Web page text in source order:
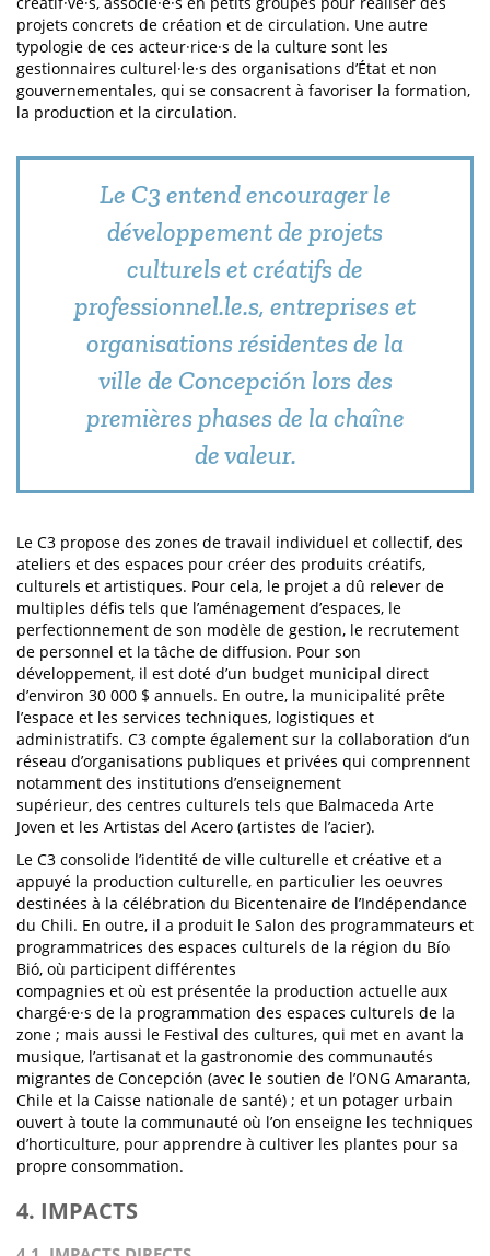
projets concrets de création et de circulation. Une autre
typologie de ces acteur·rice·s de la culture sont les
gestionnaires culturel·le·s des organisations d’État et non
gouvernementales, qui se consacrent à favoriser la formation,
la production et la circulation.
Le C3 entend encourager le
développement de projets
culturels et créatifs de
professionnel.le.s, entreprises et
organisations résidentes de la
ville de Concepción lors des
premières phases de la chaîne
de valeur.
Le C3 propose des zones de travail individuel et collectif, des
ateliers et des espaces pour créer des produits créatifs,
culturels et artistiques. Pour cela, le projet a dû relever de
multiples défis tels que l’aménagement d’espaces, le
perfectionnement de son modèle de gestion, le recrutement
de personnel et la tâche de diffusion. Pour son
développement, il est doté d’un budget municipal direct
d’environ 30 000 $ annuels. En outre, la municipalité prête
l’espace et les services techniques, logistiques et
administratifs. C3 compte également sur la collaboration d’un
réseau d’organisations publiques et privées qui comprennent
notamment des institutions d’enseignement
supérieur, des centres culturels tels que Balmaceda Arte
Joven et les Artistas del Acero (artistes de l’acier).
Le C3 consolide l’identité de ville culturelle et créative et a
appuyé la production culturelle, en particulier les oeuvres
destinées à la célébration du Bicentenaire de l’Indépendance
du Chili. En outre, il a produit le Salon des programmateurs et
programmatrices des espaces culturels de la région du Bío
Bió, où participent différentes
compagnies et où est présentée la production actuelle aux
chargé·e·s de la programmation des espaces culturels de la
zone ; mais aussi le Festival des cultures, qui met en avant la
musique, l’artisanat et la gastronomie des communautés
migrantes de Concepción (avec le soutien de l’ONG Amaranta,
Chile et la Caisse nationale de santé) ; et un potager urbain
ouvert à toute la communauté où l’on enseigne les techniques
d’horticulture, pour apprendre à cultiver les plantes pour sa
propre consommation.
4. IMPACTS